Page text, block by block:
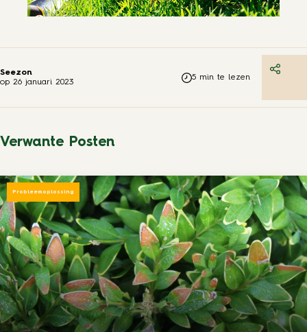
Seezon
op 26 januari 2023
5 min te lezen
Verwante Posten
Probleemoplossing